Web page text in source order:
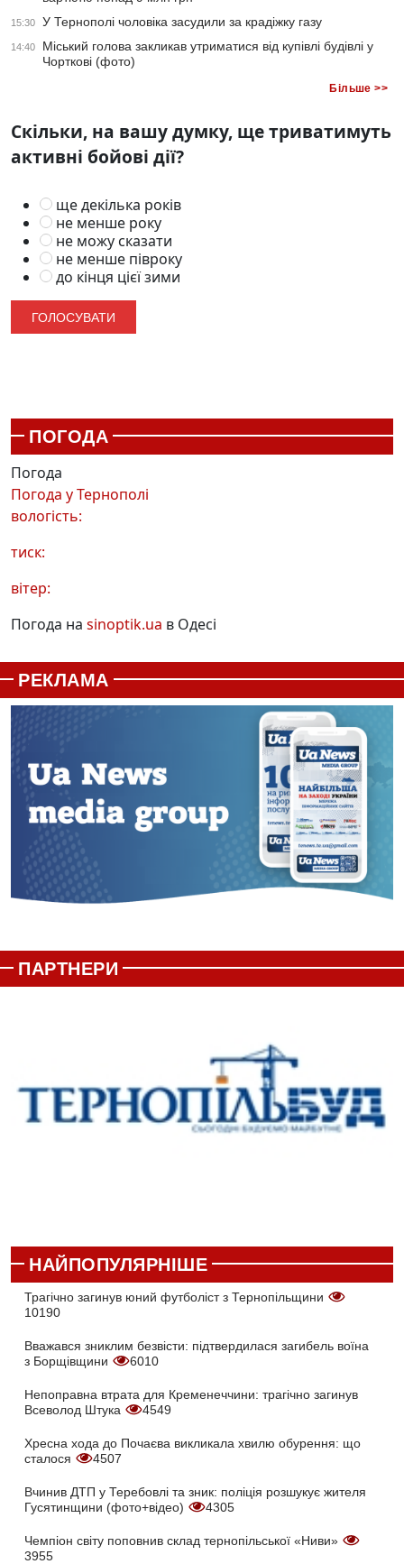
15:30 У Тернополі чоловіка засудили за крадіжку газу
14:40
Міський голова закликав утриматися від купівлі будівлі у
Чорткові (фото)
Більше >>
Скільки, на вашу думку, ще триватимуть
активні бойові дії?
ще декілька років
не менше року
не можу сказати
не менше півроку
до кінця цієї зими
ПОГОДА
Погода
Погода уТернополі
вологість:
тиск:
вітер:
Погода на sinoptik.ua в Одесі
РЕКЛАМА
ПАРТНЕРИ
НАЙПОПУЛЯРНІШЕ
Трагічно загинув юний футболіст з Тернопільщини
10190
Вважався зниклим безвісти: підтвердилася загибель воїна
з Борщівщини
6010
Непоправна втрата для Кременеччини: трагічно загинув
Всеволод Штука
4549
Хресна хода до Почаєва викликала хвилю обурення: що
сталося
4507
Вчинив ДТП у Теребовлі та зник: поліція розшукує жителя
Гусятинщини (фото+відео)
4305
Чемпіон світу поповнив склад тернопільської «Ниви»
3955